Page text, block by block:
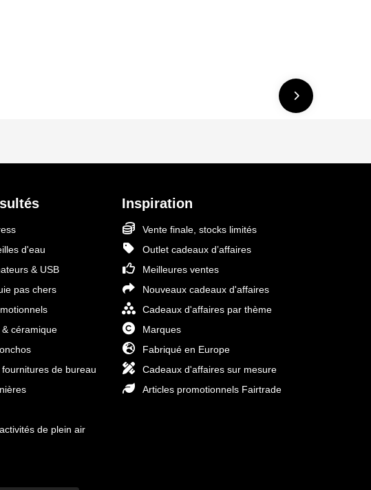
d'eau
& USB
pas chers
céramique
de bureau
de plein air
Inspiration
Vente finale, stocks limités
Outlet cadeaux d’affaires
Meilleures ventes
Nouveaux cadeaux d'affaires
Cadeaux d'affaires par thème
Marques
Fabriqué en Europe
Cadeaux d'affaires sur mesure
Articles promotionnels Fairtrade